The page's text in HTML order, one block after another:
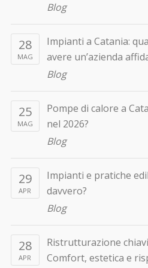
Blog
28
MAG
Impianti a Catania:
avere un’azienda
Blog
25
MAG
Pompe di calore a
nel 2026?
Blog
29
APR
Impianti e pratiche
davvero?
Blog
28
APR
Ristrutturazione
Comfort, estetica e